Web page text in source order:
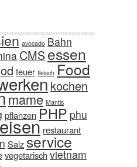
avocado Bahn
CMSessen
feuer fleisch Food
kochen
mame Mantis
pflanzenPHP phu
restaurant
Salzservice
vegetarischvietnam